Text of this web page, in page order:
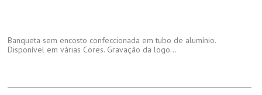
Banqueta sem encosto confeccionada em tubo de alumínio.
Disponível em várias Cores. Gravação da logo...